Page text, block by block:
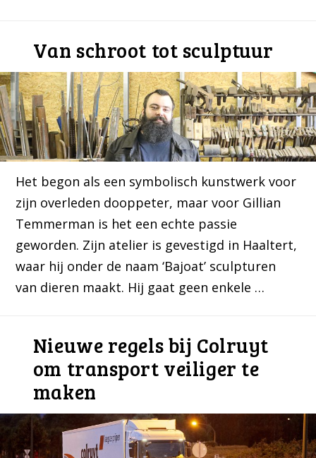
Van schroot tot sculptuur
Het begon als een symbolisch kunstwerk voor
zijn overleden dooppeter, maar voor Gillian
Temmerman is het een echte passie
geworden. Zijn atelier is gevestigd in Haaltert,
waar hij onder de naam ‘Bajoat’ sculpturen
van dieren maakt. Hij gaat geen enkele …
Nieuwe regels bij Colruyt
om transport veiliger te
maken